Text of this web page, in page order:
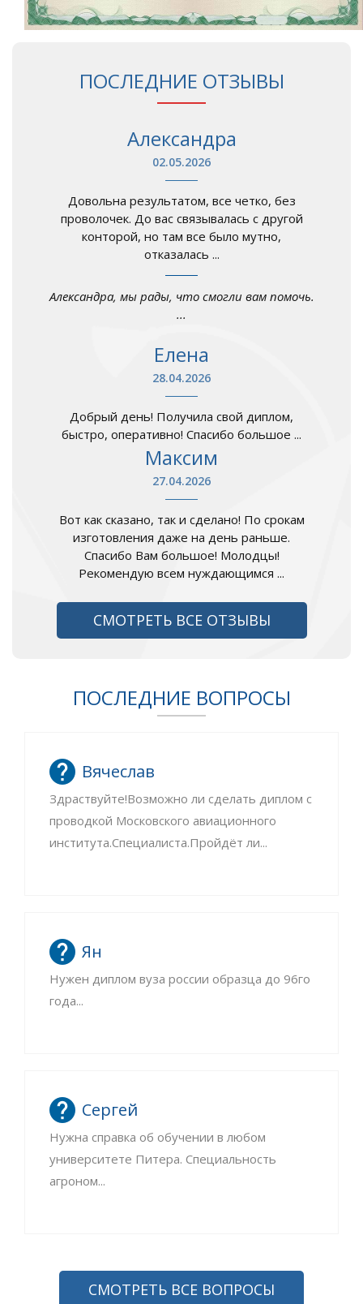
ПОСЛЕДНИЕ ОТЗЫВЫ
Александра
02.05.2026
Довольна результатом, все четко, без
проволочек. До вас связывалась с другой
конторой, но там все было мутно,
отказалась ...
Александра, мы рады, что смогли вам помочь.
...
Елена
28.04.2026
Добрый день! Получила свой диплом,
быстро, оперативно! Спасибо большое ...
Максим
27.04.2026
Вот как сказано, так и сделано! По срокам
изготовления даже на день раньше.
Спасибо Вам большое! Молодцы!
Рекомендую всем нуждающимся ...
СМОТРЕТЬ ВСЕ ОТЗЫВЫ
ПОСЛЕДНИЕ ВОПРОСЫ
Вячеслав
Здраствуйте!Возможно ли сделать диплом с
проводкой Московского авиационного
института.Специалиста.Пройдёт ли...
Ян
Нужен диплом вуза россии образца до 96го
года...
Сергей
Нужна справка об обучении в любом
университете Питера. Специальность
агроном...
СМОТРЕТЬ ВСЕ ВОПРОСЫ